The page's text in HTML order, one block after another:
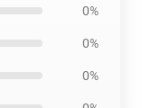
0%
0%
0%